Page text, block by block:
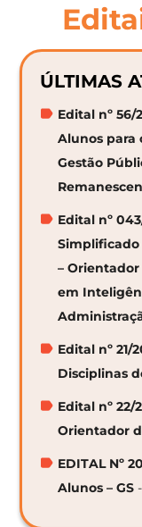
ÚLTIMAS
Edital nº 56/
Alunos para
Gestão
Edital nº
Simplificado
– Orientador
em
Edital nº 21/
Disciplinas
Edital nº 22/
Orientador
EDITAL Nº
Alunos – GS